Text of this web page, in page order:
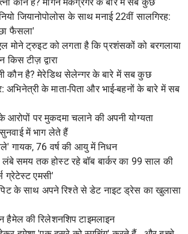
जियानोपोलोस के साथ मनाई 22वीं सालगिरह:
फैसला'
मोने ट्रुइट को लगता है कि प्रशंसकों को बरगलाया
टीज़ द्वारा
कौन है? मेरेडिथ सेलेन्गर के बारे में सब कुछ
अभिनेत्री के माता-पिता और भाई-बहनों के बारे में सब
के आरोपों पर मुकदमा चलाने की अपनी योग्यता
में भाग लेते हैं
गायक, 76 वर्ष की आयु में निधन
समय तक होस्ट रहे बॉब बार्कर का 99 साल की
ग्रेटेस्ट एमसी'
के साथ अपने रिश्ते से डेट नाइट ड्रेस का खुलासा
की रिलेशनशिप टाइमलाइन